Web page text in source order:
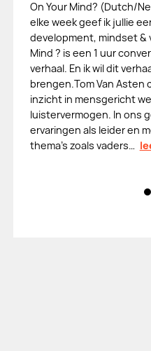
On Your Mind? (Dutch/
elke week geef ik jullie
development, mindset &
Mind ? is een 1 uur
verhaal. En ik wil dit
brengen.Tom Van
inzicht in mensgericht
luistervermogen. In ons
ervaringen als leider en
thema's zoals vaders…